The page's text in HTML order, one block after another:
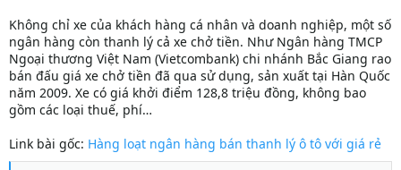
Không chỉ xe của khách hàng cá nhân và doanh nghiệp, một số
ngân hàng còn thanh lý cả xe chở tiền. Như Ngân hàng TMCP
Ngoại thương Việt Nam (Vietcombank) chi nhánh Bắc Giang rao
bán đấu giá xe chở tiền đã qua sử dụng, sản xuất tại Hàn Quốc
năm 2009. Xe có giá khởi điểm 128,8 triệu đồng, không bao
gồm các loại thuế, phí…
Link bài gốc: Hàng loạt ngân hàng bán thanh lý ô tô với giá rẻ